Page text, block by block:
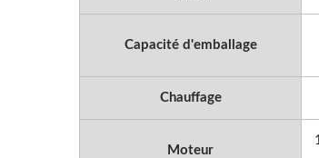
Capacité d'emballage
Chauffage
Moteur